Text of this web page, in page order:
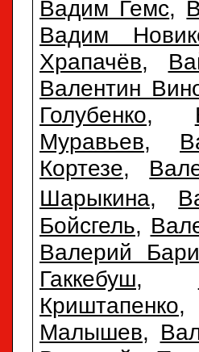
Вадим Гемс,
Вадим
Храпачёв,
Валентин
Голубенко,
Муравьев,
Кортезе,
Шарыкина,
Бойсгель,
Валерий
Гаккебуш,
Криштапенко
Малышев,